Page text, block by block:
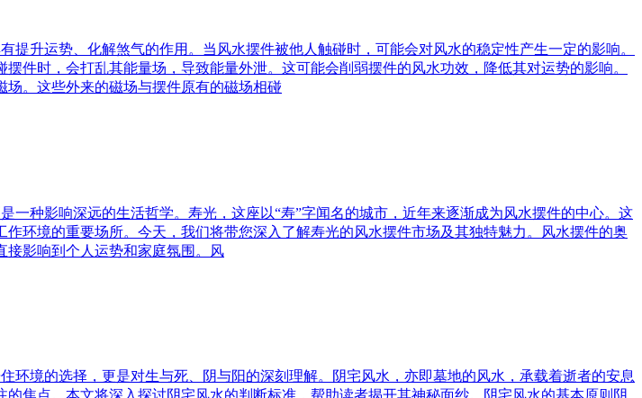
升运势、化解煞气的作用。当风水摆件被他人触碰时，可能会对风水的稳定性产生一定的影响。
件时，会打乱其能量场，导致能量外泄。这可能会削弱摆件的风水功效，降低其对运势的影响。
。这些外来的磁场与摆件原有的磁场相碰
种影响深远的生活哲学。寿光，这座以“寿”字闻名的城市，近年来逐渐成为风水摆件的中心。这
环境的重要场所。今天，我们将带您深入了解寿光的风水摆件市场及其独特魅力。风水摆件的奥
接影响到个人运势和家庭氛围。风
环境的选择，更是对生与死、阴与阳的深刻理解。阴宅风水，亦即墓地的风水，承载着逝者的安息